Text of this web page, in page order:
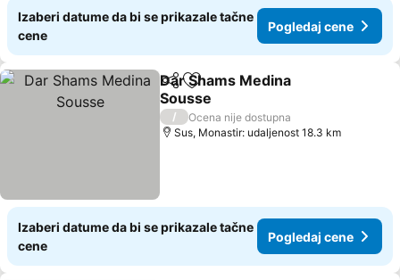
Izaberi datume da bi se prikazale tačne
cene
Pogledaj cene
Deli Dodati u favorite
Dar Shams Medina
Sousse
/
Ocena nije dostupna
Sus, Monastir: udaljenost 18.3 km
Izaberi datume da bi se prikazale tačne
cene
Pogledaj cene